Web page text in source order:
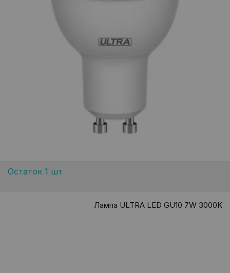
Остаток 1 шт
Лампа ULTRA LED GU10 7W 3000K